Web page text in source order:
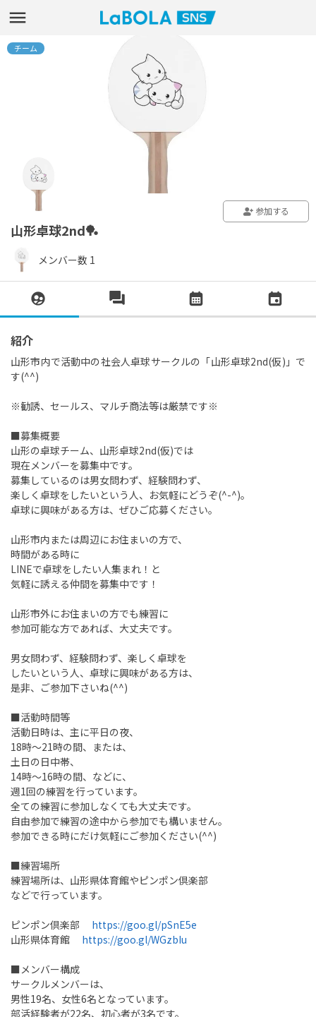
チーム
山形卓球2nd🏓
参加する
メンバー数 1
紹介
山形市内で活動中の社会人卓球サークルの「山形卓球2nd(仮)」で
す(^^)
※勧誘、セールス、マルチ商法等は厳禁です※
■募集概要
山形の卓球チーム、山形卓球2nd(仮)では
現在メンバーを募集中です。
募集しているのは男女問わず、経験問わず、
楽しく卓球をしたいという人、お気軽にどうぞ(^-^)。
卓球に興味がある方は、ぜひご応募ください。
山形市内または周辺にお住まいの方で、
時間がある時に
LINEで卓球をしたい人集まれ！と
気軽に誘える仲間を募集中です！
山形市外にお住まいの方でも練習に
参加可能な方であれば、大丈夫です。
男女問わず、経験問わず、楽しく卓球を
したいという人、卓球に興味がある方は、
是非、ご参加下さいね(^^)
■活動時間等
活動日時は、主に平日の夜、
18時～21時の間、または、
土日の日中帯、
14時～16時の間、などに、
週1回の練習を行っています。
全ての練習に参加しなくても大丈夫です。
自由参加で練習の途中から参加でも構いません。
参加できる時にだけ気軽にご参加ください(^^)
■練習場所
練習場所は、山形県体育館やピンポン倶楽部
などで行っています。
ピンポン倶楽部 https://goo.gl/pSnE5e
山形県体育館 https://goo.gl/WGzbIu
■メンバー構成
サークルメンバーは、
男性19名、女性6名となっています。
部活経験者が22名、初心者が3名です。